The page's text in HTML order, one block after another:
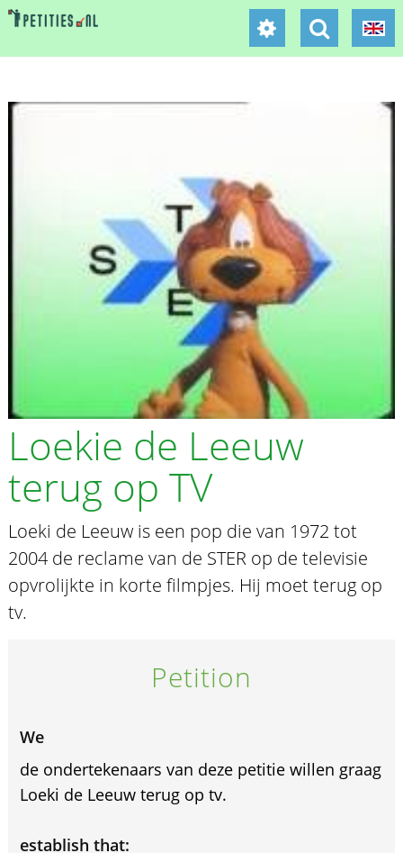
Loekie de Leeuw
terug op TV
Loeki de Leeuw is een pop die van 1972 tot
2004 de reclame van de STER op de televisie
opvrolijkte in korte filmpjes. Hij moet terug op
tv.
Petition
We
de ondertekenaars van deze petitie willen graag
Loeki de Leeuw terug op tv.
establish that: